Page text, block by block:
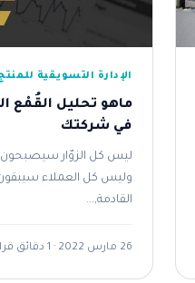
الإدارة التسويقية
ماهو تحليل القُمْع
في شركتك
ليس كل الزوّار سيصبحون
وليس كل العملاء سيبقون
القادمة,...
26 مارس 2022 · 1 دقائق قراءة